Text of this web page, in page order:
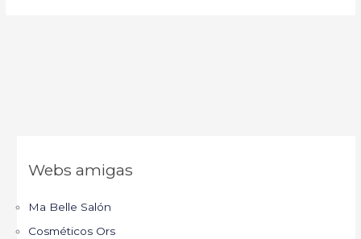
Webs amigas
Ma Belle Salón
Cosméticos Ors